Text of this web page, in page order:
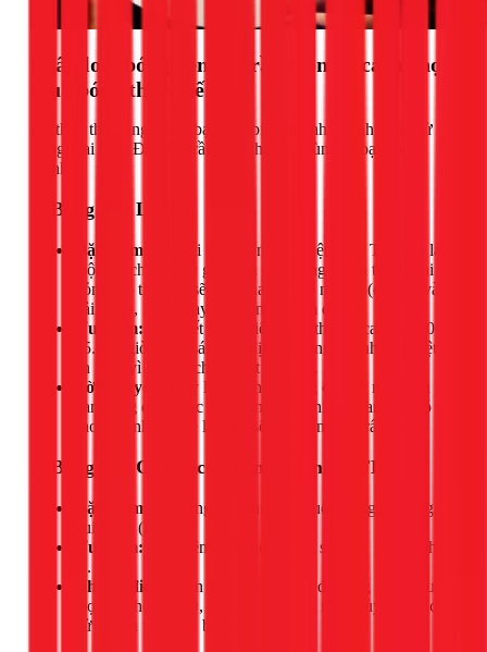
Phân loại bóng đèn ốp trần tròn và cách chọn
mua bóng thay thế
Để thay thế đúng cách, bạn cần biết đèn nhà mình đang sử
dụng loại nào. Đèn ốp trần tròn thường dùng 3 loại bóng
chính:
1. Bóng đèn LED
Đặc điểm:
Là loại phổ biến nhất hiện nay. Thường là
một dải chip LED gắn trên một bảng mạch tròn. Khi
hỏng, có thể bạn sẽ phải thay cả bộ nguồn (driver) và
dải LED, hoặc thay nguyên cả cụm đèn.
Ưu điểm: Siêu tiết kiệm điện, tuổi thọ rất cao (15.000 -
25.000 giờ), ánh sáng ổn định, không tỏa nhiều nhiệt,
an toàn vì không chứa chất độc hại.
Lời khuyên:
Đây là lựa chọn nâng cấp tốt nhất nếu
bạn đang dùng các loại bóng cũ. Chi phí ban đầu có thể
cao hơn nhưng về lâu dài sẽ tiết kiệm hơn rất nhiều.
2. Bóng đèn Compact Huỳnh quang (CFL)
Đặc điểm:
Có dạng ống thủy tinh uốn cong, thường có
đui xoáy (E27).
Ưu điểm: Tiết kiệm điện hơn bóng sợi đốt, giá thành
rẻ.
Nhược điểm:
Cần thời gian để đạt độ sáng tối đa, tuổi
thọ kém hơn LED, chứa một lượng nhỏ thủy ngân (cần
xử lý cẩn thận khi bị vỡ).